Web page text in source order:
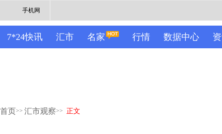
手机网
7*24快讯 汇市 名家 行情 数据中心
首页>> 汇市观察>> 正文